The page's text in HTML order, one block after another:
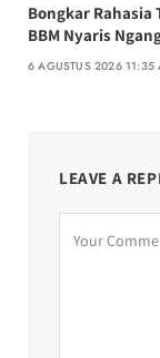
Bongkar Rahasia
BBM Nyaris
6 AGUSTUS 2026 11:35
LEAVE A